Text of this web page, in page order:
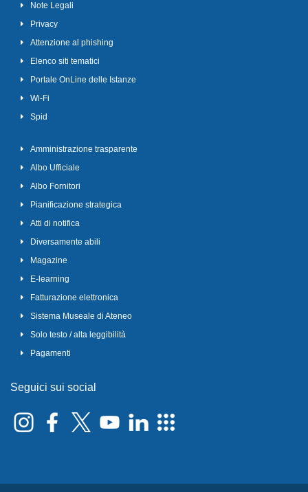
Note Legali
Privacy
Attenzione al phishing
Elenco siti tematici
Portale OnLine delle Istanze
Wi-Fi
Spid
Amministrazione trasparente
Albo Ufficiale
Albo Fornitori
Pianificazione strategica
Atti di notifica
Diversamente abili
Magazine
E-learning
Fatturazione elettronica
Sistema Museale di Ateneo
Solo testo / alta leggibilità
Pagamenti
Seguici sui social